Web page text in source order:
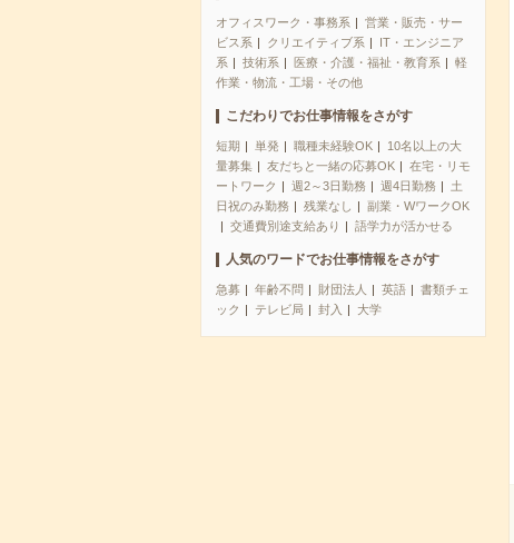
オフィスワーク・事務系
営業・販売・サー
ビス系
クリエイティブ系
IT・エンジニア
系
技術系 医療・介護・福祉・教育系
軽
作業・物流・工場・その他
こだわりでお仕事情報をさがす
短期 単発 職種未経験OK
10名以上の大
量募集
友だちと一緒の応募OK
在宅・リモ
ートワーク
週2～3日勤務 週4日勤務
土
日祝のみ勤務
残業なし
副業・WワークOK
交通費別途支給あり
語学力が活かせる
人気のワードでお仕事情報をさがす
急募 年齢不問 財団法人 英語
書類チェ
ック
テレビ局 封入 大学